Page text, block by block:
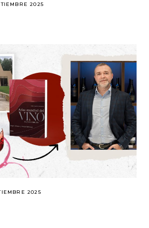
2025
2025